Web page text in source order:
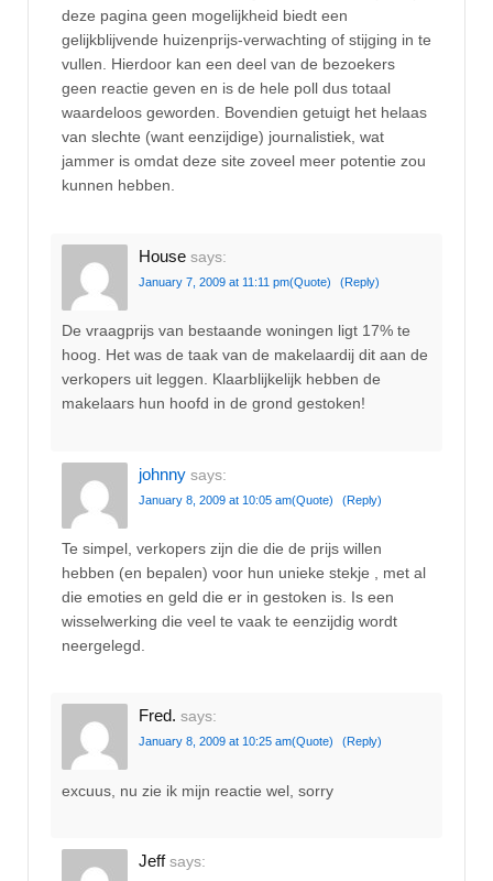
deze pagina geen mogelijkheid biedt een
gelijkblijvende huizenprijs-verwachting of stijging in te
vullen. Hierdoor kan een deel van de bezoekers
geen reactie geven en is de hele poll dus totaal
waardeloos geworden. Bovendien getuigt het helaas
van slechte (want eenzijdige) journalistiek, wat
jammer is omdat deze site zoveel meer potentie zou
kunnen hebben.
House says:
January 7, 2009 at 11:11 pm(Quote) (Reply)
De vraagprijs van bestaande woningen ligt 17% te
hoog. Het was de taak van de makelaardij dit aan de
verkopers uit leggen. Klaarblijkelijk hebben de
makelaars hun hoofd in de grond gestoken!
johnny says:
January 8, 2009 at 10:05 am(Quote) (Reply)
Te simpel, verkopers zijn die die de prijs willen
hebben (en bepalen) voor hun unieke stekje , met al
die emoties en geld die er in gestoken is. Is een
wisselwerking die veel te vaak te eenzijdig wordt
neergelegd.
Fred. says:
January 8, 2009 at 10:25 am(Quote) (Reply)
excuus, nu zie ik mijn reactie wel, sorry
Jeff says: